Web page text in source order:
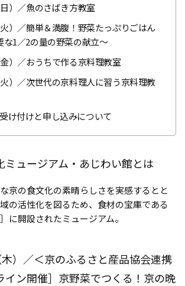
）／魚のさばき方教室
）／簡単＆満腹！野菜たっぷりごはん
な1／2の量の野菜の献立～
）／おうちで作る京料理教室
）／次世代の京料理人に習う京料理教
け付けと申し込みについて
ミュージアム・あじわい館とは
京の食文化の素晴らしさを実感するとと
の活性化を図るため、食材の宝庫である
に開設されたミュージアム。
）／＜京のふるさと産品協会連携
イン開催］京野菜でつくる！京の晩